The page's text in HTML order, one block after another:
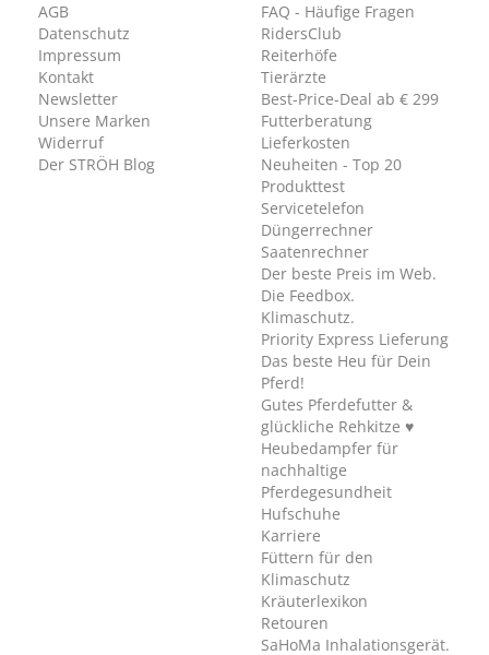
AGB
Datenschutz
Impressum
Kontakt
Newsletter
Unsere Marken
Widerruf
Der STRÖH Blog
FAQ - Häufige Fragen
RidersClub
Reiterhöfe
Tierärzte
Best-Price-Deal ab € 299
Futterberatung
Lieferkosten
Neuheiten - Top 20
Produkttest
Servicetelefon
Düngerrechner
Saatenrechner
Der beste Preis im Web.
Die Feedbox.
Klimaschutz.
Priority Express Lieferung
Das beste Heu für Dein
Pferd!
Gutes Pferdefutter &
glückliche Rehkitze ♥
Heubedampfer für
nachhaltige
Pferdegesundheit
Hufschuhe
Karriere
Füttern für den
Klimaschutz
Kräuterlexikon
Retouren
SaHoMa Inhalationsgerät.